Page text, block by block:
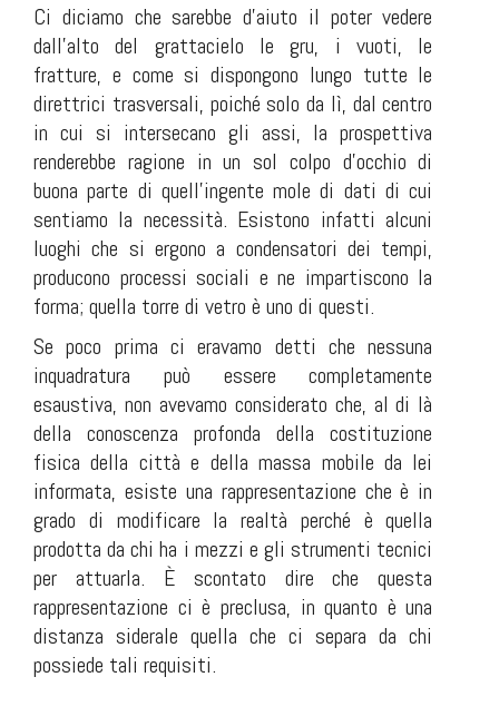
Ci diciamo che sarebbe d'aiuto il poter vedere
dall'alto del grattacielo le gru, i vuoti, le
fratture, e come si dispongono lungo tutte le
direttrici trasversali, poiché solo da lì, dal centro
in cui si intersecano gli assi, la prospettiva
renderebbe ragione in un sol colpo d'occhio di
buona parte di quell'ingente mole di dati di cui
sentiamo la necessità. Esistono infatti alcuni
luoghi che si ergono a condensatori dei tempi,
producono processi sociali e ne impartiscono la
forma; quella torre di vetro è uno di questi.
Se poco prima ci eravamo detti che nessuna
inquadratura può essere completamente
esaustiva, non avevamo considerato che, al di là
della conoscenza profonda della costituzione
fisica della città e della massa mobile da lei
informata, esiste una rappresentazione che è in
grado di modificare la realtà perché è quella
prodotta da chi ha i mezzi e gli strumenti tecnici
per attuarla. È scontato dire che questa
rappresentazione ci è preclusa, in quanto è una
distanza siderale quella che ci separa da chi
possiede tali requisiti.